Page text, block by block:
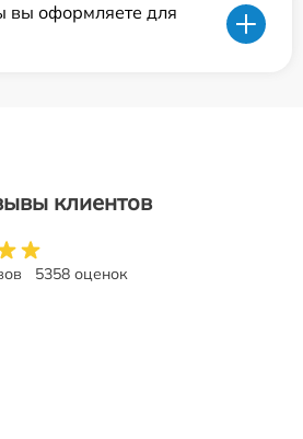
вы оформляете для
клиентов
5358 оценок